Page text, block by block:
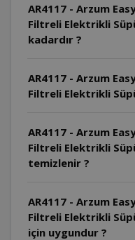
AR4117 - Arzum
Filtreli Elektrikli
kadardır ?
AR4117 - Arzum
Filtreli Elektrikli
AR4117 - Arzum
Filtreli Elektrikli
temizlenir ?
AR4117 - Arzum
Filtreli Elektrikli
için uygundur ?